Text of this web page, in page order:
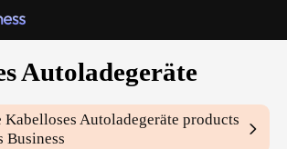
Autoladegeräte
Kabelloses Autoladegeräte products
Business